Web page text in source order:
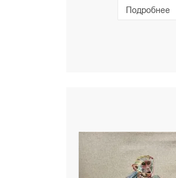
Подробнее